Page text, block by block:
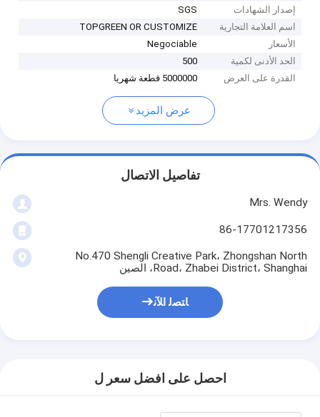
إصدار الشهادات
SGS
اسم العلامة التجارية
TOPGREEN OR CUSTOMIZE
الأسعار
Negociable
الحد الأدنى لكمية
500
القدرة على العرض
5000000 قطعة شهريا
عرض المزيد
تفاصيل الاتصال
Mrs. Wendy
86-17701217356
No.470 Shengli Creative Park، Zhongshan North
Road، Zhabei District، Shanghai، الصين
ﺎﺘﺼﻟ ﺍﻶﻧ
احصل على افضل سعر ل